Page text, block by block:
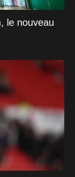
le nouveau